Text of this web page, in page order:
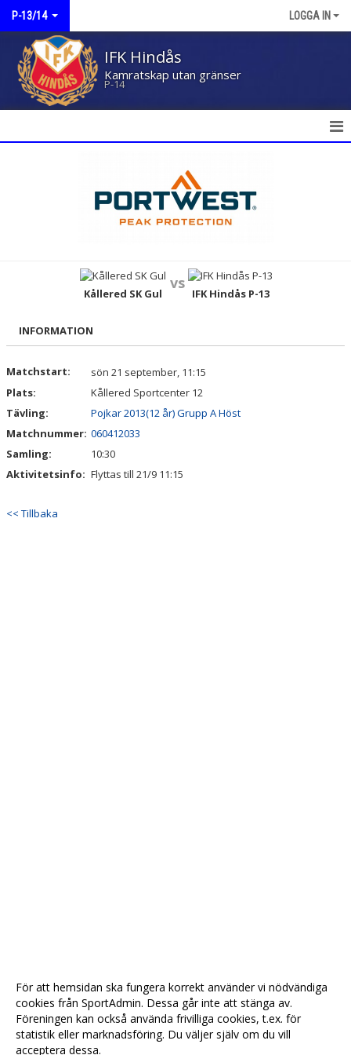
P-13/14 LOGGA IN
IFK Hindås
Kamratskap utan gränser
P-14
BILDGALLERI
KONTAKT
GÄSTBOK
Kållered SK Gul
vs
IFK Hindås P-13
INFORMATION
Matchstart:
sön 21 september, 11:15
Plats:
Kållered Sportcenter 12
Tävling:
Pojkar 2013(12 år) Grupp A Höst
Matchnummer: 060412033
Samling:
10:30
Aktivitetsinfo: Flyttas till 21/9 11:15
<< Tillbaka
För att hemsidan ska fungera korrekt använder vi nödvändiga
cookies från SportAdmin. Dessa går inte att stänga av.
Föreningen kan också använda frivilliga cookies, t.ex. för
statistik eller marknadsföring. Du väljer själv om du vill
acceptera dessa.